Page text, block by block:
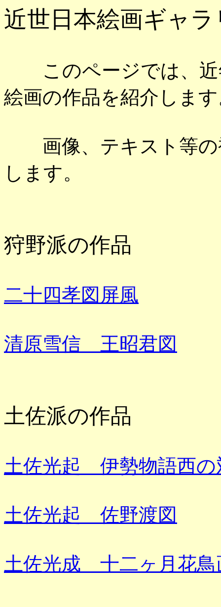
近世日本絵画ギャラ
このページでは、近
絵画の作品を紹介しま
画像、テキスト等の
します。
狩野派の作品
二十四孝図屏風
清原雪信 王昭君図
土佐派の作品
土佐光起 伊勢物語西の
土佐光起 佐野渡図
土佐光成 十二ヶ月花鳥